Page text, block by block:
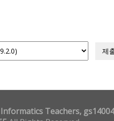
제
Teachers,